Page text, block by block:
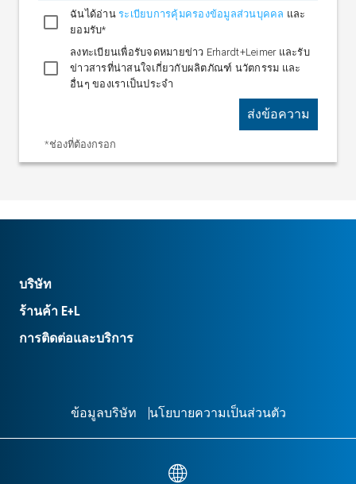
ฉันได้อ่าน ระเบียบการคุ้มครองข้อมูลส่วนบุคคล และ
ยอมรับ*
ลงทะเบียนเพื่อรับจดหมายข่าว Erhardt+Leimer และรับ
ข่าวสารที่น่าสนใจเกี่ยวกับผลิตภัณฑ์ นวัตกรรม และ
อื่นๆ ของเราเป็นประจำ
*ช่องที่ต้องกรอก
ส่งข้อความ
บริษัท
ร้านค้า E+L
การติดต่อและบริการ
ข้อมูลบริษัท นโยบายความเป็นส่วนตัว